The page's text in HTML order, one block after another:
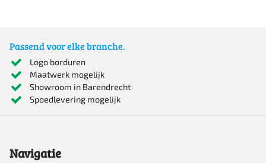
Passend voor elke branche.
Logo borduren
Maatwerk mogelijk
Showroom in Barendrecht
Spoedlevering mogelijk
Navigatie